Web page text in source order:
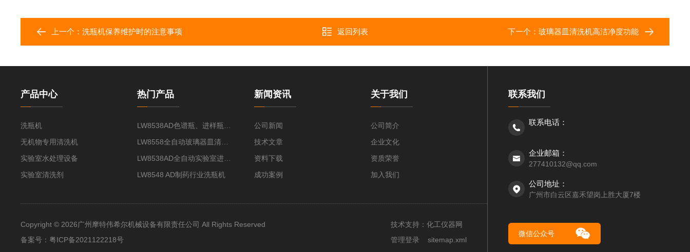
上一个： 洗瓶机保养维护时的注意事项 返回列表 下一个： 玻璃器皿清洗机高洁净度功能
联系我们
联系电话：
企业邮箱：
277410132@qq.com
公司地址：
广州市白云区嘉禾望岗上胜大厦7楼
微信公众号
产品中心
洗瓶机
无机物专用清洗机
实验室水处理设备
实验室清洗剂
热门产品
LW8548 AD制药行业洗瓶机
新闻资讯
公司新闻
技术文章
资料下载
成功案例
关于我们
公司简介
企业文化
资质荣誉
加入我们
Copyright © 2026广州摩特伟希尔机械设备有限责任公司 All Rights Reserved
备案号： 粤ICP备2021122218号
技术支持：化工仪器网
管理登录
sitemap.xml